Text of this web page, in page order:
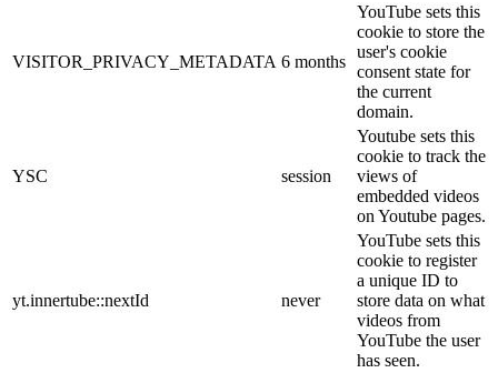
VISITOR_PRIVACY_METADATA 6 months
YouTube sets this
cookie to store the
user's cookie
consent state for
the current
domain.
YSC session
Youtube sets this
cookie to track the
views of
embedded videos
on Youtube pages.
yt.innertube::nextId never
YouTube sets this
cookie to register
a unique ID to
store data on what
videos from
YouTube the user
has seen.